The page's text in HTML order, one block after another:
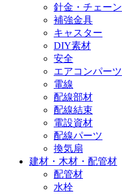
針金・チェーン
補強金具
キャスター
DIY素材
安全
エアコンパーツ
電線
配線部材
配線結束
電設資材
配線パーツ
換気扇
建材・木材・配管材
配管材
水栓